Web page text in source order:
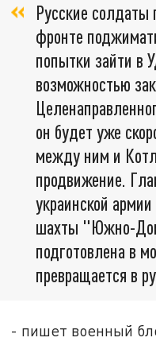
Русские
фронте
попытки зайти в
возможностью
он будет уже
между ним и
продвижение.
украинской
шахты "Южно-
подготовлена в
превращается в
- пишет военный